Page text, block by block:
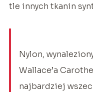
tle innych tkanin
Nylon,
Wallace’a
najbardziej